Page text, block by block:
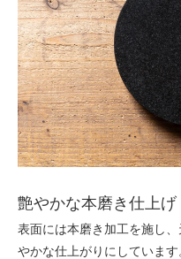
艶やかな本磨き仕上げ
表面には本磨き加工を施し
やかな仕上がりにしていま